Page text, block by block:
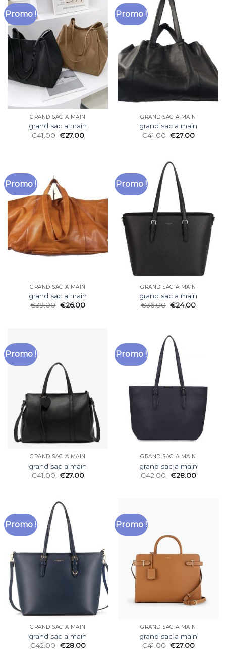
Promo !
GRAND SAC A MAIN
grand sac a main
€41.00 €27.00
Promo !
GRAND SAC A MAIN
grand sac a main
€41.00 €27.00
Promo !
GRAND SAC A MAIN
grand sac a main
€39.00 €26.00
Promo !
GRAND SAC A MAIN
grand sac a main
€36.00 €24.00
Promo !
GRAND SAC A MAIN
grand sac a main
€41.00 €27.00
Promo !
GRAND SAC A MAIN
grand sac a main
€42.00 €28.00
Promo !
GRAND SAC A MAIN
grand sac a main
€42.00 €28.00
Promo !
GRAND SAC A MAIN
grand sac a main
€41.00 €27.00